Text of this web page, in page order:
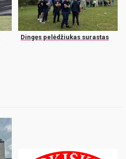
Dingęs pelėdžiukas surastas